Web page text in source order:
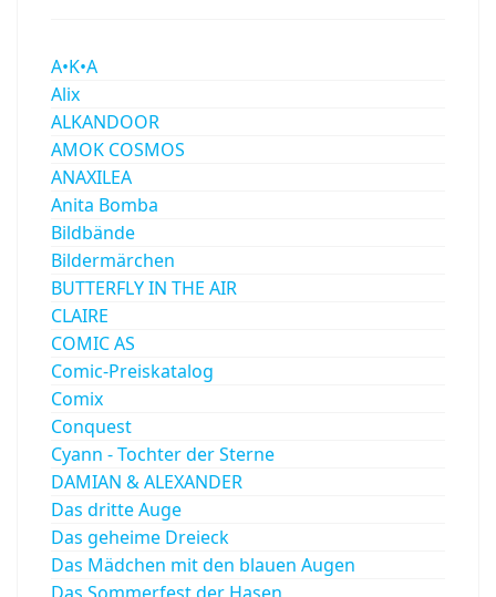
A•K•A
Alix
ALKANDOOR
AMOK COSMOS
ANAXILEA
Anita Bomba
Bildbände
Bildermärchen
BUTTERFLY IN THE AIR
CLAIRE
COMIC AS
Comic-Preiskatalog
Comix
Conquest
Cyann - Tochter der Sterne
DAMIAN & ALEXANDER
Das dritte Auge
Das geheime Dreieck
Das Mädchen mit den blauen Augen